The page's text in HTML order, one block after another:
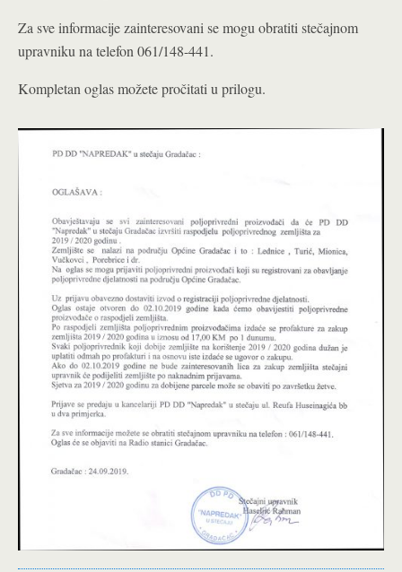
Za sve informacije zainteresovani se mogu obratiti stečajnom
upravniku na telefon 061/148-441.
Kompletan oglas možete pročitati u prilogu.